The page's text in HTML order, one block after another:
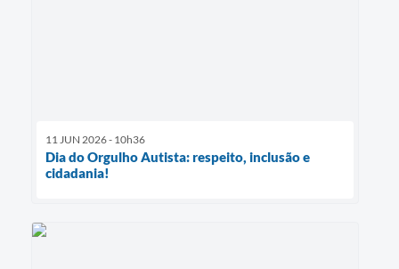
11 JUN 2026 - 10h36
Dia do Orgulho Autista: respeito, inclusão e
cidadania!